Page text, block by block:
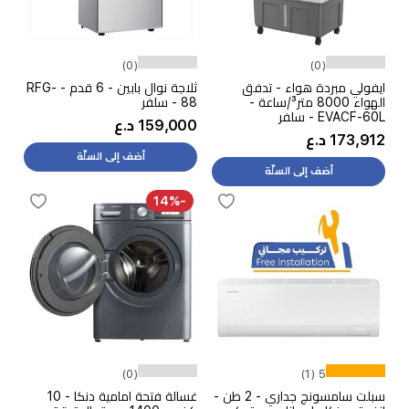
(0)
ايفولي مبردة هواء - تدفق
الهواء ‎8000 متر³/ساعة -
EVACF-60L - سلفر
173,912 د.ع
أضف إلى السلّة
(0)
ثلاجة نوال بابين - 6 قدم - RFG-
88 - سلفر
159,000 د.ع
أضف إلى السلّة
5 (1)
سبلت سامسونج جداري - 2 طن -
-14%
(0)
غسالة فتحة امامية دنكا - 10